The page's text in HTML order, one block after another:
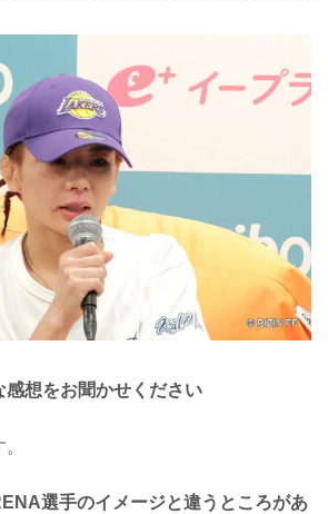
感想をお聞かせください
選手のイメージと違うところがあ